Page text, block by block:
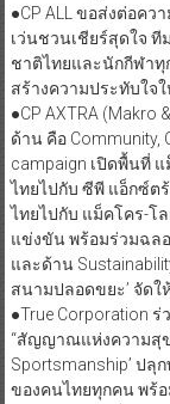
●​CP ALL ขอส่งต่อคว
เว่นชวนเชียร์สุดใจ
ชาติไทยและนักกีฬาทุ
สร้างความประทับใจ
●​CP AXTRA
ด้าน คือ Community,
campaign เปิดพื้นที่ แ
ไทยไปกับ ซีพี แอ็กซ์ต
ไทยไปกับ แม็คโคร-โ
แข่งขัน พร้อมร่วมฉล
และด้าน
สนามปลอดขยะ’ จัด
●​True Corporation
“สัญญาณแห่งความสุข
Sportsmanship’ ป
ของคนไทยทุกคน พร้อ